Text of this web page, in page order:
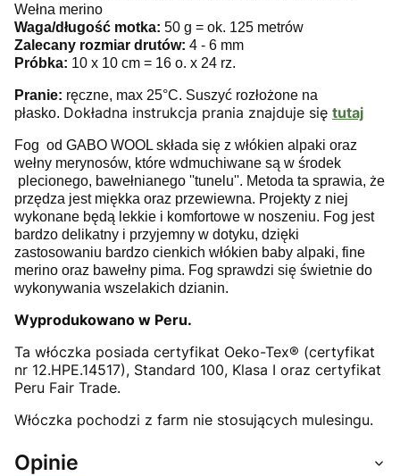
Wełna merino
Waga/długość motka: 50 g = ok. 125 metrów
Zalecany rozmiar drutów: 4 - 6 mm
Próbka: 10 x 10 cm = 16 o. x 24 rz.
Pranie: ręczne, max 25°C. Suszyć rozłożone na
płasko. Dokładna instrukcja prania znajduje się tutaj
Fog od GABO WOOL składa się z włókien alpaki oraz
wełny merynosów, które wdmuchiwane są w środek
plecionego, bawełnianego ''tunelu''. Metoda ta sprawia, że
przędza jest miękka oraz przewiewna. Projekty z niej
wykonane będą lekkie i komfortowe w noszeniu. Fog jest
bardzo delikatny i przyjemny w dotyku, dzięki
zastosowaniu bardzo cienkich włókien baby alpaki, fine
merino oraz bawełny pima. Fog sprawdzi się świetnie do
wykonywania wszelakich dzianin.
Wyprodukowano w Peru.
Ta włóczka posiada certyfikat Oeko-Tex® (certyfikat
nr 12.HPE.14517), Standard 100, Klasa I oraz certyfikat
Peru Fair Trade.
Włóczka pochodzi z farm nie stosujących mulesingu.
Opinie